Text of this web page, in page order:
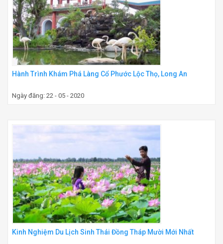
Hành Trình Khám Phá Làng Cổ Phước Lộc Thọ, Long An
Ngày đăng: 22 - 05 - 2020
Kinh Nghiệm Du Lịch Sinh Thái Đồng Tháp Mười Mới Nhất